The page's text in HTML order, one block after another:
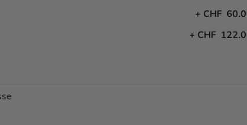
+ CHF
+ CHF